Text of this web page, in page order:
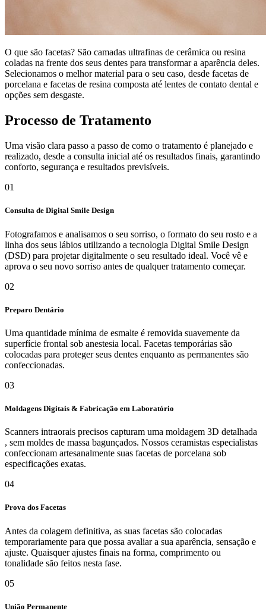
O que são facetas? São camadas ultrafinas de cerâmica ou resina
coladas na frente dos seus dentes para transformar a aparência deles.
Selecionamos o melhor material para o seu caso, desde facetas de
porcelana e facetas de resina composta até lentes de contato dental e
opções sem desgaste.
Processo de Tratamento
Uma visão clara passo a passo de como o tratamento é planejado e
realizado, desde a consulta inicial até os resultados finais, garantindo
conforto, segurança e resultados previsíveis.
01
Consulta de Digital Smile Design
Fotografamos e analisamos o seu sorriso, o formato do seu rosto e a
linha dos seus lábios utilizando a tecnologia Digital Smile Design
(DSD) para projetar digitalmente o seu resultado ideal. Você vê e
aprova o seu novo sorriso antes de qualquer tratamento começar.
02
Preparo Dentário
Uma quantidade mínima de esmalte é removida suavemente da
superfície frontal sob anestesia local. Facetas temporárias são
colocadas para proteger seus dentes enquanto as permanentes são
confeccionadas.
03
Moldagens Digitais & Fabricação em Laboratório
Scanners intraorais precisos capturam uma moldagem 3D detalhada
, sem moldes de massa bagunçados. Nossos ceramistas especialistas
confeccionam artesanalmente suas facetas de porcelana sob
especificações exatas.
04
Prova dos Facetas
Antes da colagem definitiva, as suas facetas são colocadas
temporariamente para que possa avaliar a sua aparência, sensação e
ajuste. Quaisquer ajustes finais na forma, comprimento ou
tonalidade são feitos nesta fase.
05
União Permanente